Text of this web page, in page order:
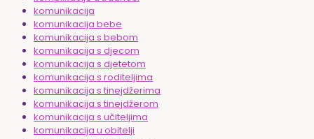
komunikacija
komunikacija bebe
komunikacija s bebom
komunikacija s djecom
komunikacija s djetetom
komunikacija s roditeljima
komunikacija s tinejdžerima
komunikacija s tinejdžerom
komunikacija s učiteljima
komunikacija u obitelji